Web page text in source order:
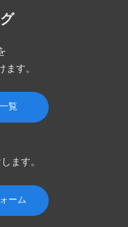
ます。
覧
ます。
ーム